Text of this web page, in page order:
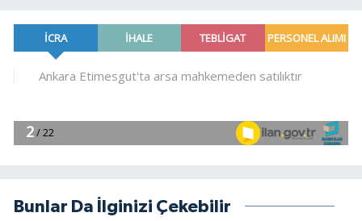
Bunlar Da İlginizi Çekebilir